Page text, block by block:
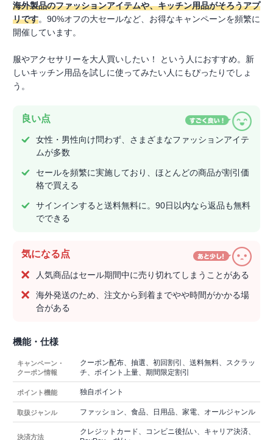
海外製品のファッションアイテムや、キッチン用品がそろうアプ
リです。90%オフの大セールなど、お得なキャンペーンを頻繁に
開催しています。
服やアクセサリーを大人買いしたい！ という人におすすめ。新
しいキッチン用品を試しに使ってみたい人にもぴったりでしょ
う。
良い点
女性・男性向け問わず、さまざまなファッションアイテ
ムが多数
セールを頻繁に実施しており、ほとんどの商品が割引価
格で買える
サインインすると送料無料に。90日以内なら返品も無料
でできる
気になる点
人気商品はセール期間中に売り切れてしまうことがある
海外発送のため、注文から到着までやや時間がかかる場
合がある
機能・仕様
キャンペーン・
クーポン情報
クーポン配布、抽選、初回割引、送料無料、スクラッ
チ、ポイント上量、期間限定割引
ポイント機能 独自ポイント
取扱ジャンル ファッション、食品、日用品、家電、オールジャンル
決済方法
クレジットカード、コンビニ後払い、キャリア決済、